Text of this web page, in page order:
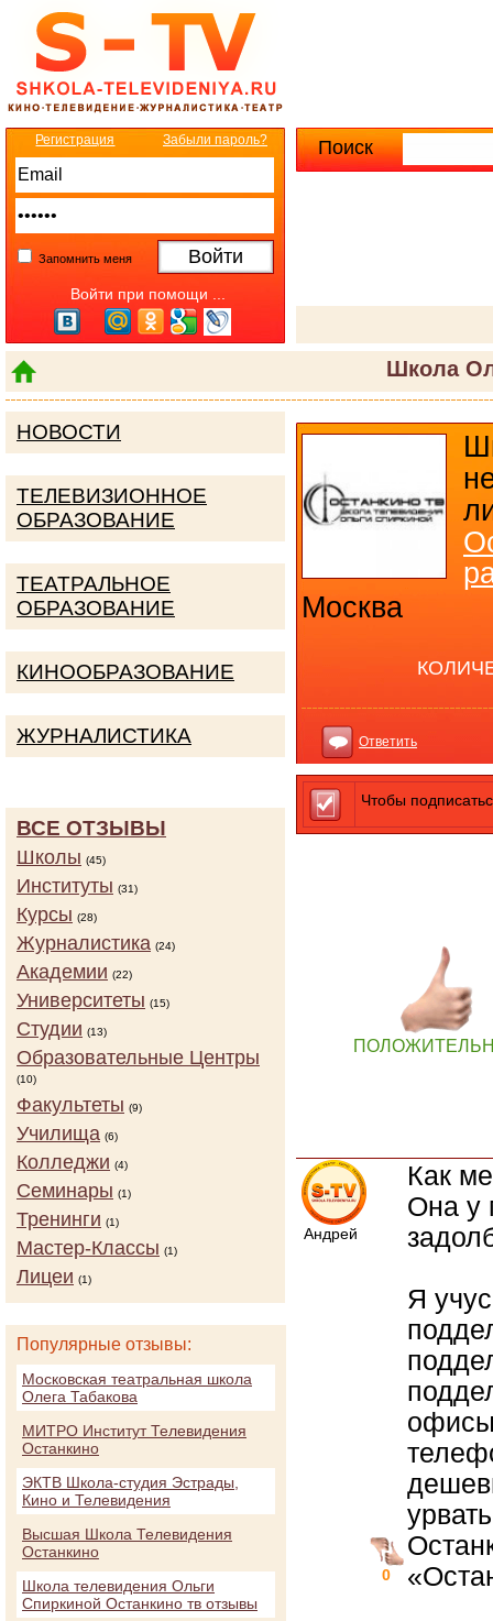
Поиск
Школа
Регистрация Забыли пароль?
Запомнить меня
Войти при помощи ...
Москва
Ответить
Чтобы
Андрей
0
Как
Она у
Я
НОВОСТИ
ТЕЛЕВИЗИОННОЕ
ОБРАЗОВАНИЕ
ТЕАТРАЛЬНОЕ
ОБРАЗОВАНИЕ
КИНООБРАЗОВАНИЕ
ЖУРНАЛИСТИКА
ВСЕ ОТЗЫВЫ
Школы (45)
Институты (31)
Курсы (28)
Журналистика (24)
Академии (22)
Университеты (15)
Студии (13)
Образовательные Центры
(10)
Факультеты (9)
Училища (6)
Колледжи (4)
Семинары (1)
Тренинги (1)
Мастер-Классы (1)
Лицеи (1)
Популярные отзывы:
Московская театральная школа
Олега Табакова
МИТРО Институт Телевидения
Останкино
ЭКТВ Школа-студия Эстрады,
Кино и Телевидения
Высшая Школа Телевидения
Останкино
Школа телевидения Ольги
Спиркиной Останкино тв отзывы